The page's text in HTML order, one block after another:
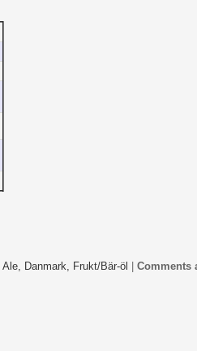
Ale, Danmark, Frukt/Bär-öl Comments